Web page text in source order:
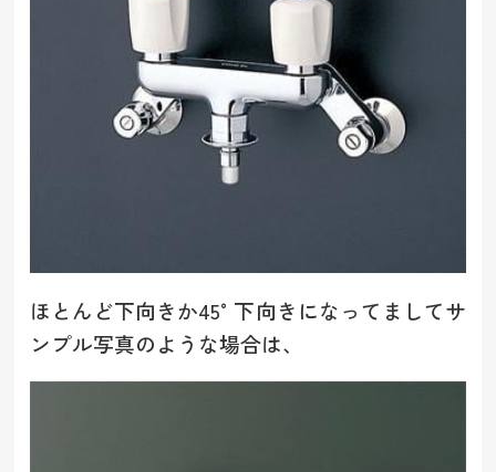
ほとんど下向きか45°下向きになってましてサ
ンプル写真のような場合は、